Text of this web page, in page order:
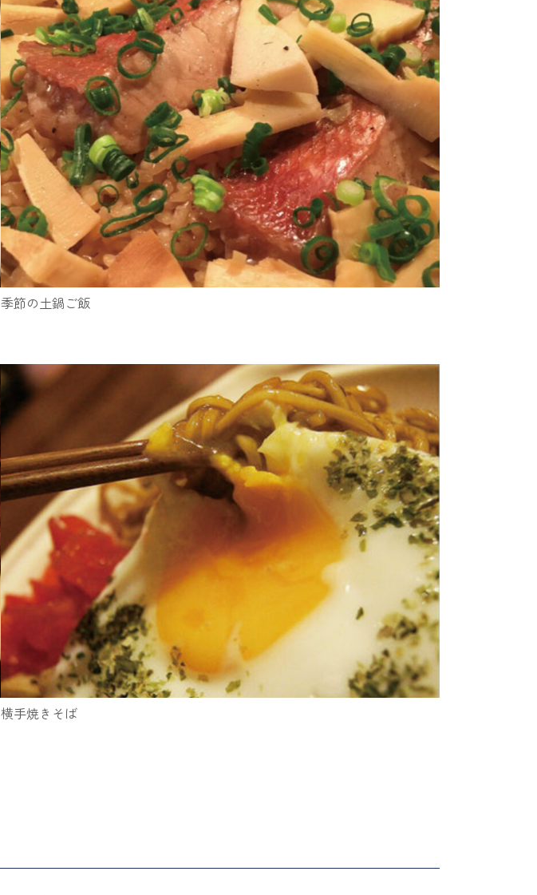
ぐい呑パスポートとは？
参加飲食店一覧
窯元・作家の紹介
よくあるご質問
日本酒豆知識
季節の土鍋ご飯
横手焼きそば